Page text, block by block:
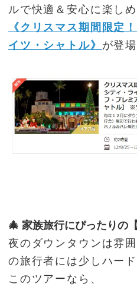
ルで快適＆安心に楽し
《クリスマス期間限定
イツ・シャトル》 が登
🎄 家族旅行にぴったりの
夜のダウンタウンは雰
の旅行者には少しハー
このツアーなら、